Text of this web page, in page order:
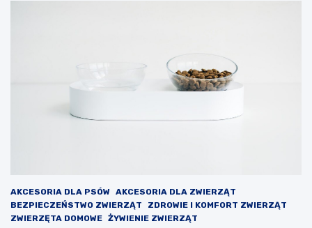
AKCESORIA DLA PSÓW AKCESORIA DLA ZWIERZĄT
BEZPIECZEŃSTWO ZWIERZĄT
ZDROWIE I KOMFORT ZWIERZĄT
ZWIERZĘTA DOMOWE ŻYWIENIE ZWIERZĄT